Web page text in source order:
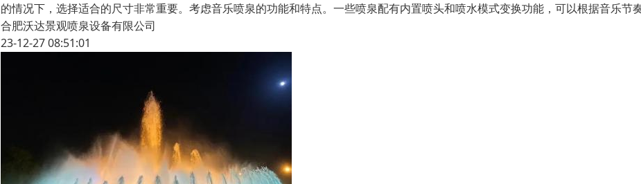
的情况下，选择适合的尺寸非常重要。考虑音乐喷泉的功能和特点。一些喷泉配有内置喷头和喷水模式变换功能，可以根据音乐节
合肥沃达景观喷泉设备有限公司
23-12-27 08:51:01